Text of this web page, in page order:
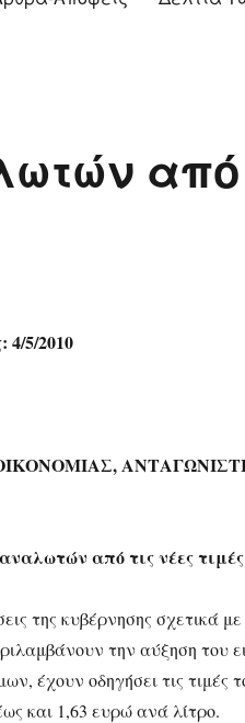
από
5/2010
από τις νέες
της κυβέρνησης σχετικά
την αύξηση του
έχουν οδηγήσει τις τιμές
και 1,63 ευρώ ανά λίτρο.